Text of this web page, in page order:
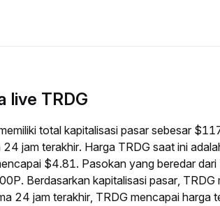
live TRDG
total kapitalisasi pasar sebesar
jam terakhir. Harga TRDG saat ini
$4.81. Pasokan yang beredar
Berdasarkan kapitalisasi pasar,
24 jam terakhir, TRDG mencapai